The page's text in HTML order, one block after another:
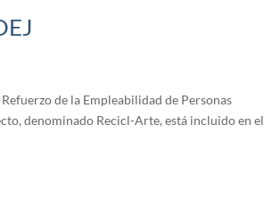
de la Empleabilidad de Personas
denominado Recicl-Arte, está incluido en el